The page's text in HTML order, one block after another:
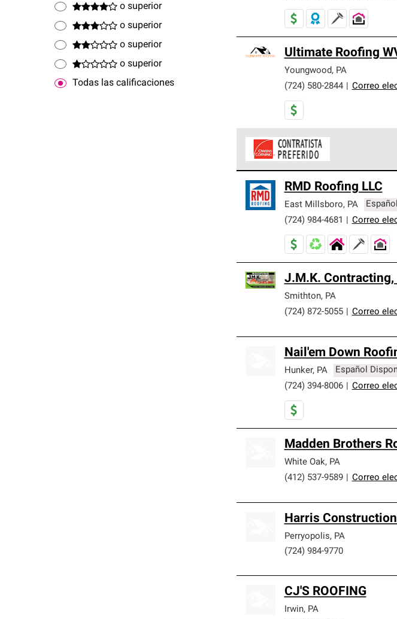
o superior
o superior
o superior
o superior
Todas las calificaciones
Ultimate Roofing
Youngwood , PA
(724) 580-2844
Correo
cumplen con altos estándares y
RMD Roofing LLC
East Millsboro, PA
(724) 984-4681
Correo
J.M.K. Contracting,
Smithton, PA
(724) 872-5055
Correo
Nail'em Down
Hunker, PA
Español
(724) 394-8006
Correo
Madden Brothers
White Oak, PA
(412) 537-9589
Correo
Harris
Perryopolis, PA
(724) 984-9770
CJ'S ROOFING
Irwin, PA